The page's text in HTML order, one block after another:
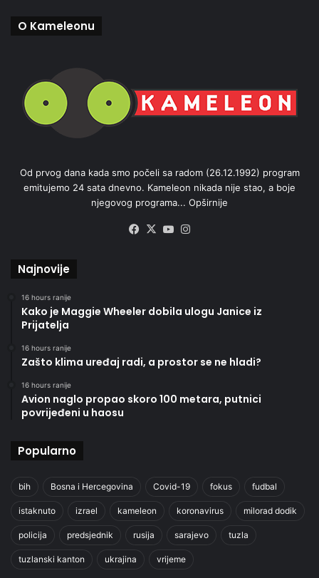
O Kameleonu
Od prvog dana kada smo počeli sa radom (26.12.1992) program
emitujemo 24 sata dnevno. Kameleon nikada nije stao, a boje
njegovog programa... Opširnije
Facebook
X YouTube
Najnovije
16 hours ranije
Kako je Maggie Wheeler dobila ulogu Janice iz
Prijatelja
16 hours ranije
Zašto klima uređaj radi, a prostor se ne hladi?
16 hours ranije
Avion naglo propao skoro 100 metara, putnici
povrijeđeni u haosu
Popularno
bih Bosna i Hercegovina Covid-19 fokus fudbal
istaknuto izrael kameleon koronavirus milorad dodik
policija predsjednik rusija sarajevo tuzla
tuzlanski kanton ukrajina vrijeme